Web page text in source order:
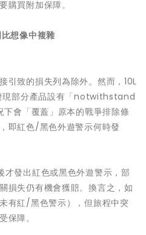
購買附加保障。
想像中複雜
引致的損失列為除外。然而，10L
現部分產品設有「notwithstand
會「覆蓋」原本的戰爭排除條
即紅色/黑色外遊警示何時發
發出紅色或黑色外遊警示，部
損失仍有機會獲賠。換言之，如
有紅/黑色警示），但旅程中突
保障。